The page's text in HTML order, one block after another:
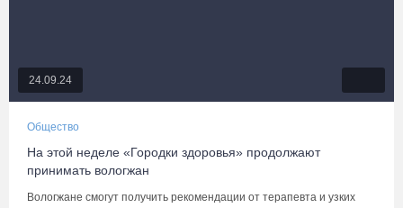
24.09.24
Общество
На этой неделе «Городки здоровья» продолжают
принимать вологжан
Вологжане смогут получить рекомендации от терапевта и узких